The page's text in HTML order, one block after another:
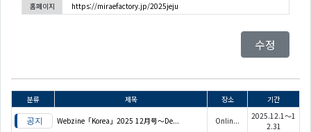
홈페이지
https://miraefactory.jp/2025jeju
수정
분류 제목 장소 기간
Webzine「Korea」2025 12月号～De... Onlin...
2025.12.1～1
2.31